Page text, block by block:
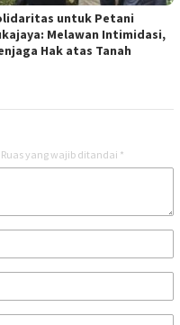
untuk Petani
Melawan Intimidasi,
Hak atas Tanah
Ruas yang wajib ditandai *